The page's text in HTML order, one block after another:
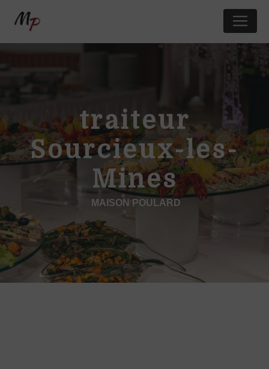
traiteur
Sourcieux-les-
Mines
MAISON POULARD